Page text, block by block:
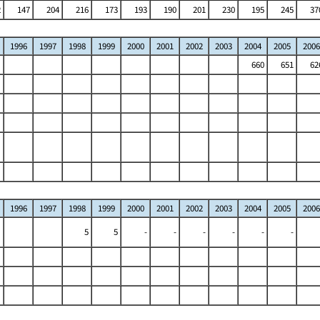
147 204 216 173 193 190 201 230 195 245
1996 1997 1998 1999 2000 2001 2002 2003 2004 2005
2006
660 651
1996 1997 1998 1999 2000 2001 2002 2003 2004 2005
2006
5 5 - - - - -
-